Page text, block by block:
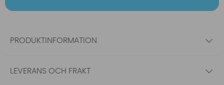
PRODUKTINFORMATION
LEVERANS OCH FRAKT